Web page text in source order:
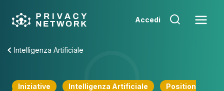
content
Accedi
Intelligenza Artificiale
Iniziative Intelligenza Artificiale
Position